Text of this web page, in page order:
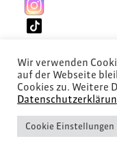
©
Wir verwenden
auf der Webseite
Cookies zu. Weitere
Cookie Einstellungen